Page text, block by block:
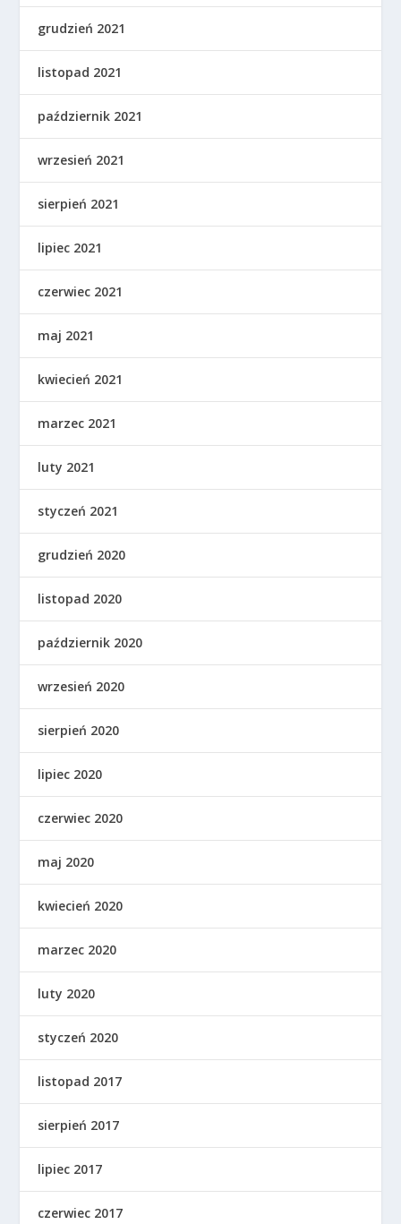
grudzień 2021
listopad 2021
październik 2021
wrzesień 2021
sierpień 2021
lipiec 2021
czerwiec 2021
maj 2021
kwiecień 2021
marzec 2021
luty 2021
styczeń 2021
grudzień 2020
listopad 2020
październik 2020
wrzesień 2020
sierpień 2020
lipiec 2020
czerwiec 2020
maj 2020
kwiecień 2020
marzec 2020
luty 2020
styczeń 2020
listopad 2017
sierpień 2017
lipiec 2017
czerwiec 2017